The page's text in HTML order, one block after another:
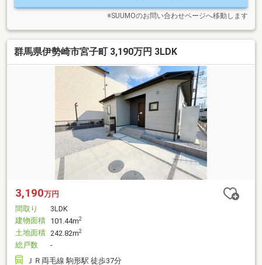
※SUUMOのお問い合わせページへ移動します
群馬県伊勢崎市宮子町 3,190万円 3LDK
3,190万円
間取り
3LDK
建物面積 101.44m2
土地面積 242.82m2
総戸数
-
ＪＲ両毛線 駒形駅 徒歩37分